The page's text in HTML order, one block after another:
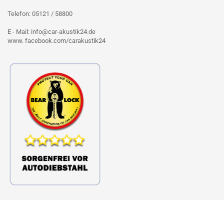
Telefon: 05121 / 58800
E - Mail: info@car-akustik24.de
www. facebook.com/carakustik24